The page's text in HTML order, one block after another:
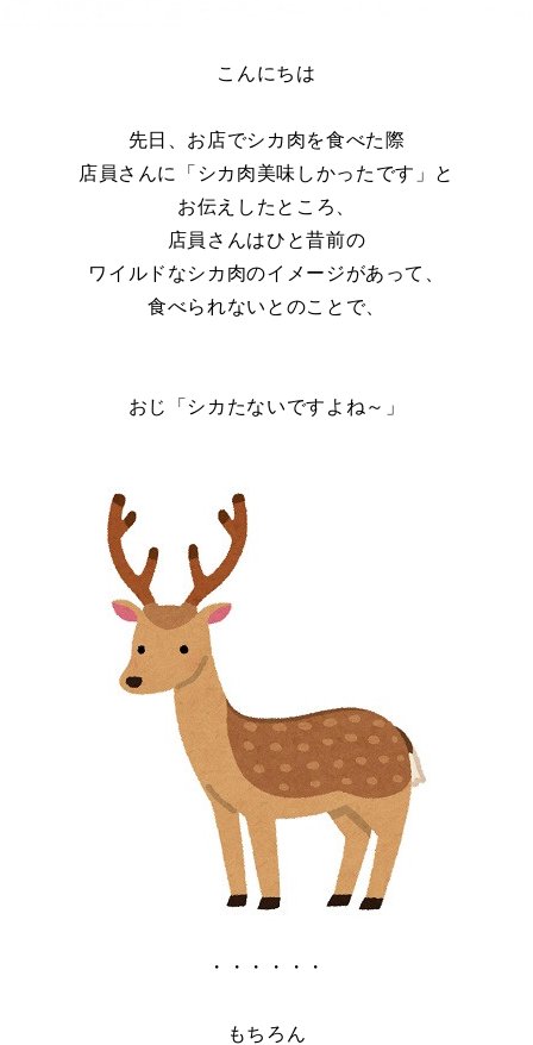
こんにちは
先日、お店でシカ肉を食べた際
店員さんに「シカ肉美味しかったです」と
お伝えしたところ、
店員さんはひと昔前の
ワイルドなシカ肉のイメージがあって、
食べられないとのことで、
おじ「シカたないですよね～」
・・・・・・
もちろん